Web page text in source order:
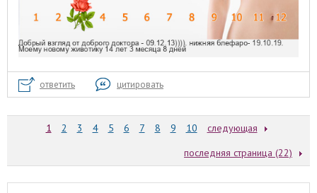
ответить цитировать
1 2 3 4 5 6 7 8 9 10
следующая
последняя страница (22)